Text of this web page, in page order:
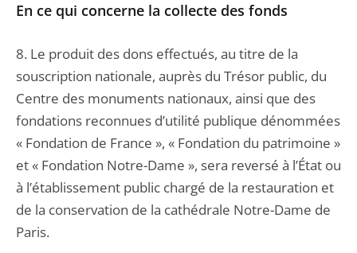
En ce qui concerne la collecte des fonds
8. Le produit des dons effectués, au titre de la
souscription nationale, auprès du Trésor public, du
Centre des monuments nationaux, ainsi que des
fondations reconnues d’utilité publique dénommées
« Fondation de France », « Fondation du patrimoine »
et « Fondation Notre-Dame », sera reversé à l’État ou
à l’établissement public chargé de la restauration et
de la conservation de la cathédrale Notre-Dame de
Paris.